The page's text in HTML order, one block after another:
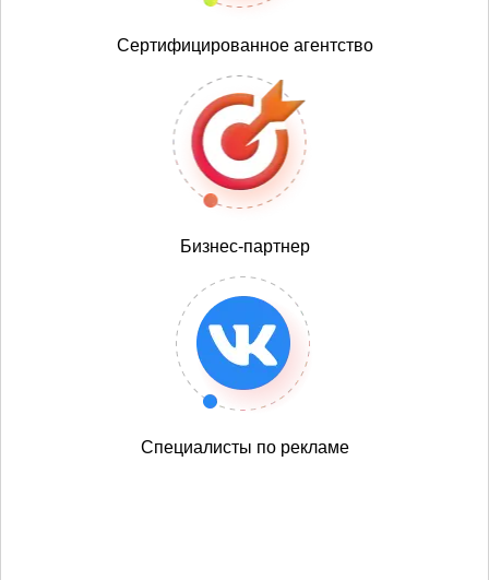
Сертифицированное агентство
Бизнес-партнер
Специалисты по рекламе